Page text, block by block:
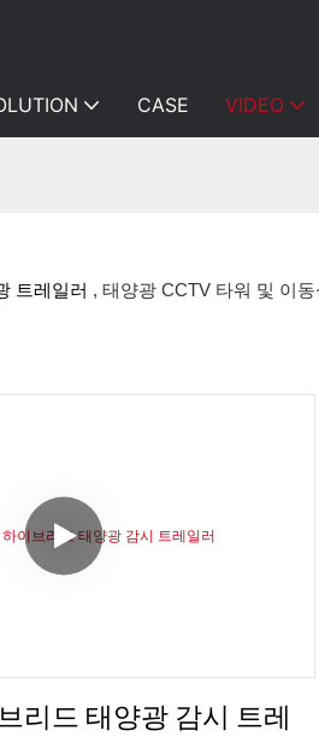
CASE VIDEO
트레일러 , 태양광 CCTV 타워 및 이
리드 태양광 감시 트레